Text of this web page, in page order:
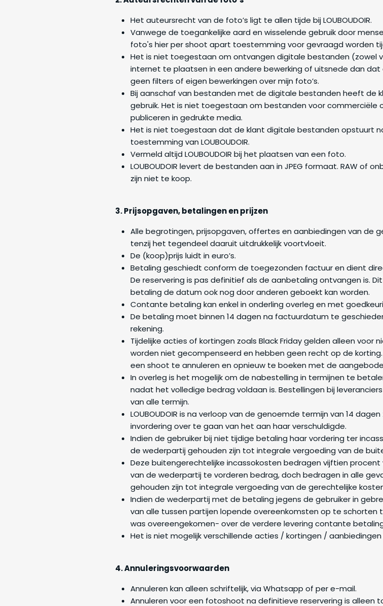
Het auteursrecht van de foto’s ligt te allen tijde bij LOUBOUDOIR.
Vanwege de toegankelijke aard en wisselende gebruik door
foto's hier per shoot apart toestemming voor gevraagd worden
Het is niet toegestaan om ontvangen digitale bestanden (zowel
internet te plaatsen in een andere bewerking of uitsnede dan dat
geen filters of eigen bewerkingen over mijn foto’s.
Bij aanschaf van bestanden met de digitale bestanden heeft de
gebruik. Het is niet toegestaan om bestanden voor
publiceren in gedrukte media.
Het is niet toegestaan dat de klant digitale bestanden opstuurt
toestemming van LOUBOUDOIR.
Vermeld altijd LOUBOUDOIR bij het plaatsen van een foto.
LOUBOUDOIR levert de bestanden aan in JPEG formaat. RAW of
zijn niet te koop.
3. Prijsopgaven, betalingen en prijzen
Alle begrotingen, prijsopgaven, offertes en aanbiedingen van de
tenzij het tegendeel daaruit uitdrukkelijk voortvloeit.
De (koop)prijs luidt in euro’s.
Betaling geschiedt conform de toegezonden factuur en dient
De reservering is pas definitief als de aanbetaling ontvangen is.
betaling de datum ook nog door anderen geboekt kan worden.
Contante betaling kan enkel in onderling overleg en met
De betaling moet binnen 14 dagen na factuurdatum te
rekening.
Tijdelijke acties of kortingen zoals Black Friday gelden alleen voor
worden niet gecompenseerd en hebben geen recht op de
een shoot te annuleren en opnieuw te boeken met de
In overleg is het mogelijk om de nabestelling in termijnen te
nadat het volledige bedrag voldaan is. Bestellingen bij
van alle termijn.
LOUBOUDOIR is na verloop van de genoemde termijn van 14
invordering over te gaan van het aan haar verschuldigde.
Indien de gebruiker bij niet tijdige betaling haar vordering ter
de wederpartij gehouden zijn tot integrale vergoeding van de
Deze buitengerechtelijke incassokosten bedragen vijftien
van de wederpartij te vorderen bedrag, doch bedragen in alle
gehouden zijn tot integrale vergoeding van de gerechtelijke
Indien de wederpartij met de betaling jegens de gebruiker in
van alle tussen partijen lopende overeenkomsten op te schorten
was overeengekomen- over de verdere levering contante
Het is niet mogelijk verschillende acties / kortingen /
4. Annuleringsvoorwaarden
Annuleren kan alleen schriftelijk, via Whatsapp of per e-mail.
Annuleren voor een fotoshoot na definitieve reservering is